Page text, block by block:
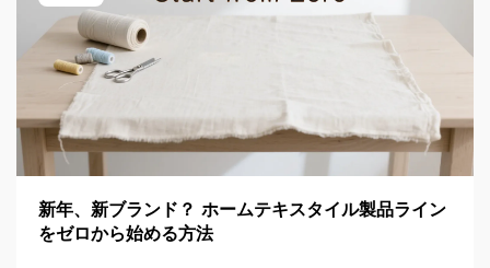
新年、新ブランド？ ホームテキスタイル製品ライン
をゼロから始める方法